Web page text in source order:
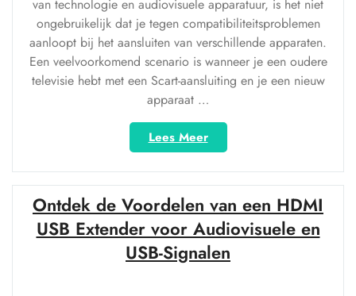
van technologie en audiovisuele apparatuur, is het niet
ongebruikelijk dat je tegen compatibiliteitsproblemen
aanloopt bij het aansluiten van verschillende apparaten.
Een veelvoorkomend scenario is wanneer je een oudere
televisie hebt met een Scart-aansluiting en je een nieuw
apparaat …
Lees Meer“Handige
HDMI
naar
Scart
Converter
voor
naadloze
aansluitingen”
Ontdek de Voordelen van een HDMI
USB Extender voor Audiovisuele en
USB-Signalen